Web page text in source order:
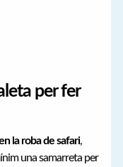
per fer
la roba de safari,
una samarreta per